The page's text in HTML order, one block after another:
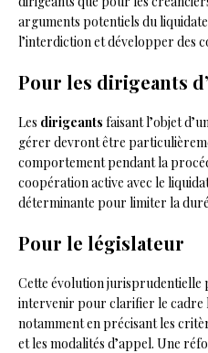
arguments potentiels du
l’interdiction et développer des
Pour les dirigeants
Les dirigeants faisant l’objet
gérer devront être
comportement pendant la
coopération active avec le
déterminante pour limiter la
Pour le législateur
Cette évolution
intervenir pour clarifier le cadre
notamment en précisant les
et les modalités d’appel. Une